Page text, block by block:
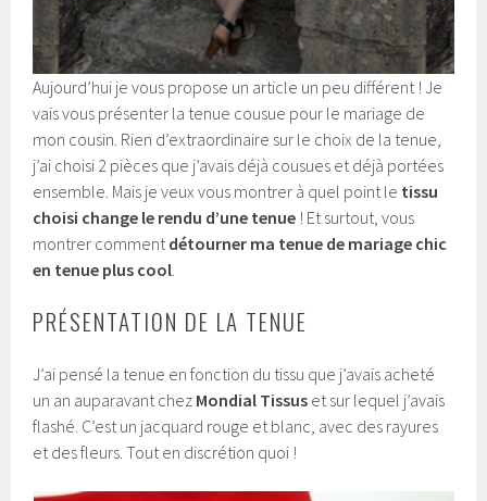
Aujourd’hui je vous propose un article un peu différent ! Je
vais vous présenter la tenue cousue pour le mariage de
mon cousin. Rien d’extraordinaire sur le choix de la tenue,
j’ai choisi 2 pièces que j’avais déjà cousues et déjà portées
ensemble. Mais je veux vous montrer à quel point le tissu
choisi change le rendu d’une tenue ! Et surtout, vous
montrer commentdétourner ma tenue de mariage chic
en tenue plus cool.
PRÉSENTATION DE LA TENUE
J’ai pensé la tenue en fonction du tissu que j’avais acheté
un an auparavant chez Mondial Tissus et sur lequel j’avais
flashé. C’est un jacquard rouge et blanc, avec des rayures
et des fleurs. Tout en discrétion quoi !